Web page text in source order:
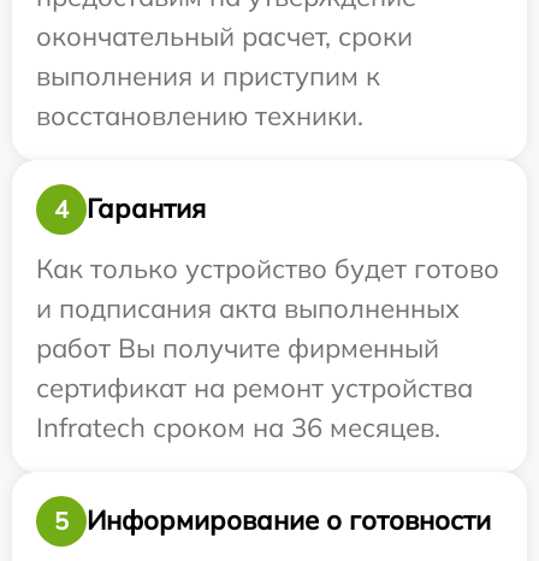
окончательный расчет, сроки
выполнения и приступим к
восстановлению техники.
4
Гарантия
Как только устройство будет готово
и подписания акта выполненных
работ Вы получите фирменный
сертификат на ремонт устройства
Infratech сроком на 36 месяцев.
5
Информирование о готовности